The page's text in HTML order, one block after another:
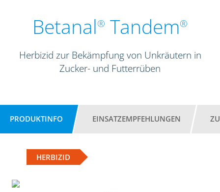
Betanal® Tandem®
Herbizid zur Bekämpfung von Unkräutern in
Zucker- und Futterrüben
PRODUKTINFO EINSATZEMPFEHLUNGEN
HERBIZID